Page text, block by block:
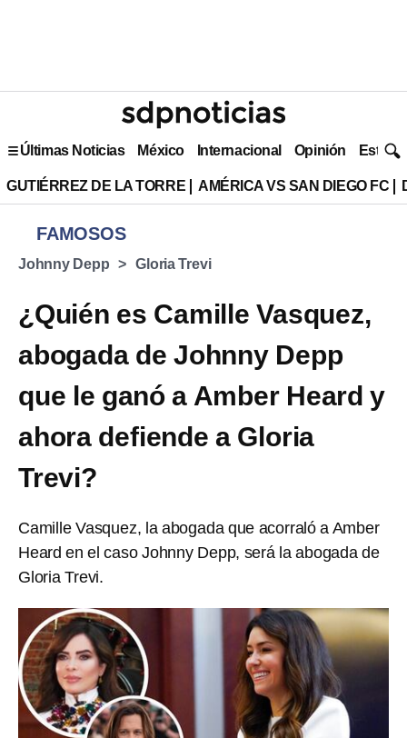
Últimas Noticias México Internacional Opinión Estilo
GUTIÉRREZ DE LA TORRE AMÉRICA VS SAN DIEGO FC
FAMOSOS
Johnny Depp Gloria Trevi
¿Quién es Camille Vasquez,
abogada de Johnny Depp
que le ganó a Amber Heard y
ahora defiende a Gloria
Trevi?
Camille Vasquez, la abogada que acorraló a Amber
Heard en el caso Johnny Depp, será la abogada de
Gloria Trevi.